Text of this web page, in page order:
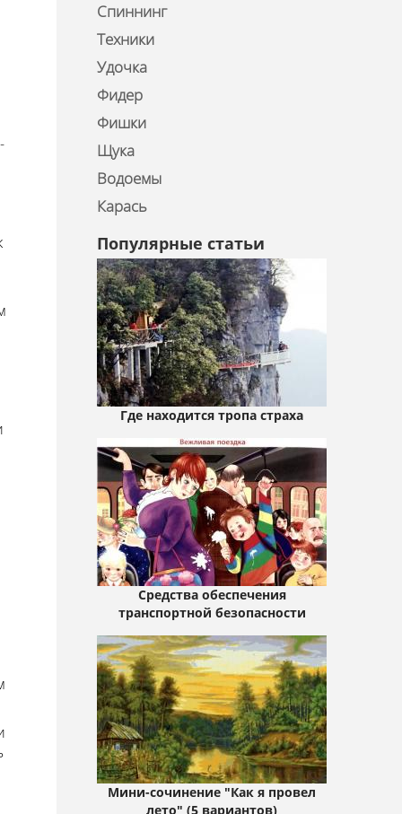
Спиннинг
Техники
Удочка
Фидер
Фишки
Щука
Водоемы
Карась
Популярные статьи
Где находится тропа страха
Средства обеспечения
транспортной безопасности
Мини-сочинение "Как я провел
лето" (5 вариантов)